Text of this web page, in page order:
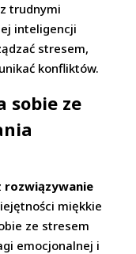
trudnymi
inteligencji
stresem,
konfliktów.
sobie ze
rozwiązywanie
miękkie
ze stresem
emocjonalnej i